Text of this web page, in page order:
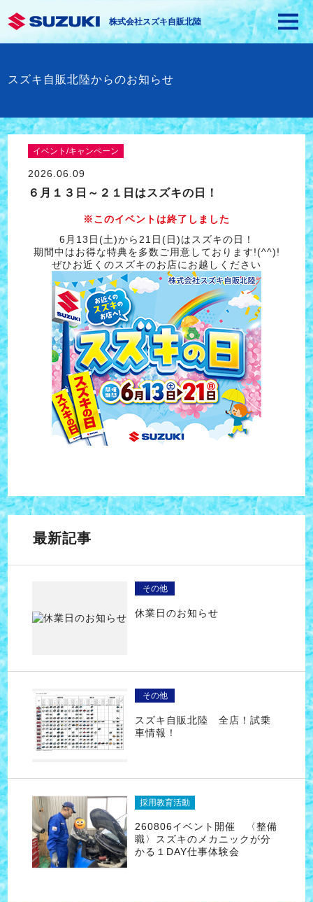
株式会社スズキ自販北陸
スズキ自販北陸からのお知らせ
イベント/キャンペーン
2026.06.09
６月１３日～２１日はスズキの日！
※このイベントは終了しました
6月13日(土)から21日(日)はスズキの日！
期間中はお得な特典を多数ご用意しております!(^^)!
ぜひお近くのスズキのお店にお越しください
最新記事
その他
休業日のお知らせ
その他
スズキ自販北陸 全店！試乗
車情報！
採用教育活動
260806イベント開催 〈整備
職〉スズキのメカニックが分
かる１DAY仕事体験会